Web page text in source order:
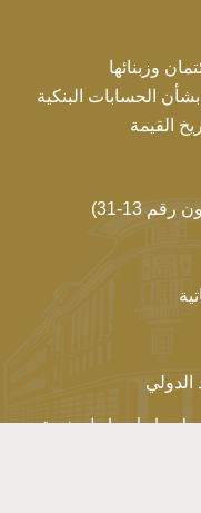
وزبنائها
الحسابات البنكية
القيمة
13-31)
الدولي
بنا روابط مفيدة